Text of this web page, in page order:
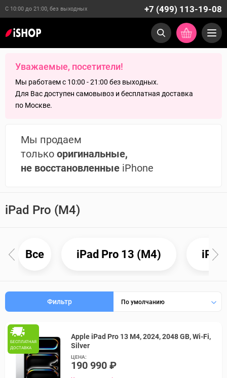
С 10:00 до 21:00, без выходных +7 (499) 113-19-08
Уважаемые, посетители!
Мы работаем с 10:00 - 21:00 без выходных.
Для Вас доступен самовывоз и бесплатная доставка
по Москве.
Мы продаем
только оригинальные,
не восстановленные iPhone
iPad Pro (M4)
Все iPad Pro 13 (M4)
Фильтр По умолчанию
БЕСПЛАТНАЯ
ДОСТАВКА
Apple iPad Pro 13 M4, 2024, 2048 GB, Wi-Fi,
Silver
ЦЕНА:
190 990 ₽